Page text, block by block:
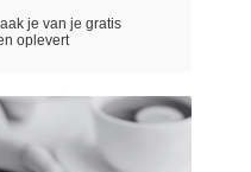
je van je gratis
oplevert